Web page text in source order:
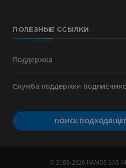
ПОЛЕЗНЫЕ ССЫЛКИ
Поддержка
Служба поддержки
ПОИСК
© 2008-2026 IMAIOS SAS